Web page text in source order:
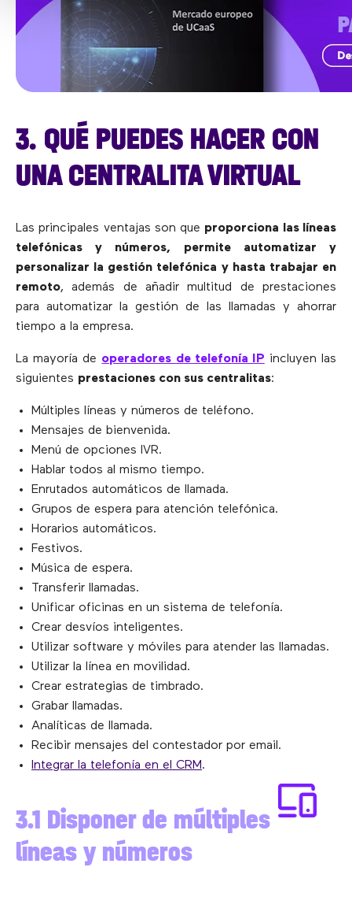
3. QUÉ PUEDES HACER CON
UNA CENTRALITA VIRTUAL
Las principales ventajas son que proporciona las líneas
telefónicas y números, permite automatizar y
personalizar la gestión telefónica y hasta trabajar en
remoto, además de añadir multitud de prestaciones
para automatizar la gestión de las llamadas y ahorrar
tiempo a la empresa.
La mayoría de operadores de telefonía IP incluyen las
siguientes prestaciones con sus centralitas:
Múltiples líneas y números de teléfono.
Mensajes de bienvenida.
Menú de opciones IVR.
Hablar todos al mismo tiempo.
Enrutados automáticos de llamada.
Grupos de espera para atención telefónica.
Horarios automáticos.
Festivos.
Música de espera.
Transferir llamadas.
Unificar oficinas en un sistema de telefonía.
Crear desvíos inteligentes.
Utilizar software y móviles para atender las llamadas.
Utilizar la línea en movilidad.
Crear estrategias de timbrado.
Grabar llamadas.
Analíticas de llamada.
Recibir mensajes del contestador por email.
Integrar la telefonía en el CRM.
3.1 Disponer de múltiples
líneas y números